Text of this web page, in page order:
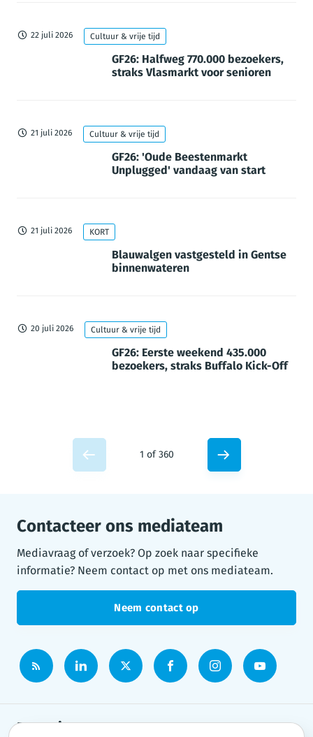
22 juli 2026 Cultuur & vrije tijd
GF26: Halfweg 770.000 bezoekers,
straks Vlasmarkt voor senioren
21 juli 2026 Cultuur & vrije tijd
GF26: 'Oude Beestenmarkt
Unplugged' vandaag van start
21 juli 2026 KORT
Blauwalgen vastgesteld in Gentse
binnenwateren
20 juli 2026 Cultuur & vrije tijd
GF26: Eerste weekend 435.000
bezoekers, straks Buffalo Kick-Off
1 of 360
Contacteer ons mediateam
Mediavraag of verzoek? Op zoek naar specifieke
informatie? Neem contact op met ons mediateam.
Neem contact op
Persruimte